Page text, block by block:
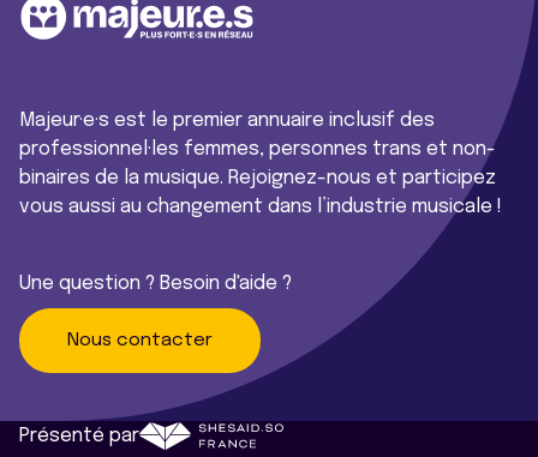
Majeur·e·s est le premier annuaire inclusif des
professionnel·les femmes, personnes trans et non-
binaires de la musique. Rejoignez-nous et participez
vous aussi au changement dans l’industrie musicale !
Une question ? Besoin d'aide ?
Nous contacter
Présenté par